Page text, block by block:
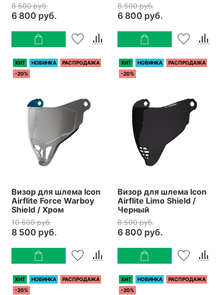
8 500 руб.
6 800 руб.
8 500 руб.
6 800 руб.
ХИТ НОВИНКА
РАСПРОДАЖА
-20%
Визор для шлема Icon
Airflite Force Warboy
Shield / Хром
10 600 руб.
8 500 руб.
ХИТ НОВИНКА
РАСПРОДАЖА
-20%
Визор для шлема Icon
Airflite Limo Shield /
Черный
8 500 руб.
6 800 руб.
ХИТ НОВИНКА
РАСПРОДАЖА
-20%
ХИТ НОВИНКА
РАСПРОДАЖА
-20%